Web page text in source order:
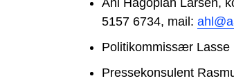
5157 6734, mail:
Politikommissær Lasse
Pressekonsulent